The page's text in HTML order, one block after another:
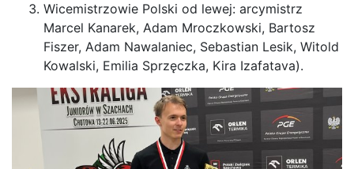
Wicemistrzowie Polski od lewej: arcymistrz
Marcel Kanarek, Adam Mroczkowski, Bartosz
Fiszer, Adam Nawalaniec, Sebastian Lesik, Witold
Kowalski, Emilia Sprzęczka, Kira Izafatava).